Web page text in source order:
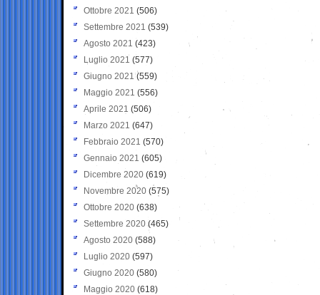
Ottobre 2021 (506)
Settembre 2021 (539)
Agosto 2021 (423)
Luglio 2021 (577)
Giugno 2021(559)
Maggio 2021 (556)
Aprile 2021 (506)
Marzo 2021 (647)
Febbraio 2021 (570)
Gennaio 2021 (605)
Dicembre 2020 (619)
Novembre 2020 (575)
Ottobre 2020 (638)
Settembre 2020(465)
Agosto 2020 (588)
Luglio 2020 (597)
Giugno 2020 (580)
Maggio 2020 (618)